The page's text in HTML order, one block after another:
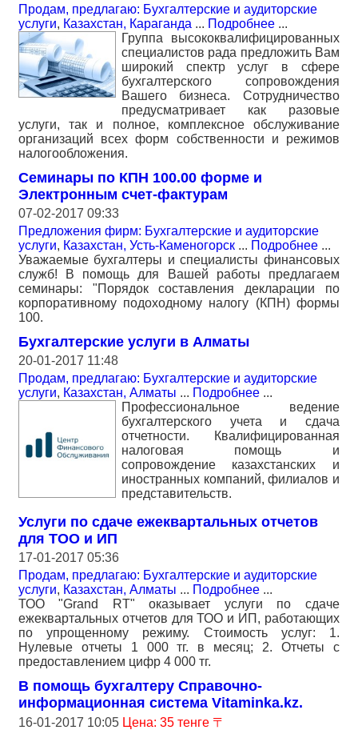
Продам, предлагаю: Бухгалтерские и аудиторские
услуги, Казахстан, Караганда ... Подробнее ...
Группа высококвалифицированных
специалистов рада предложить Вам
широкий спектр услуг в сфере
бухгалтерского сопровождения
Вашего бизнеса. Сотрудничество
предусматривает как разовые
услуги, так и полное, комплексное обслуживание
организаций всех форм собственности и режимов
налогообложения.
Семинары по КПН 100.00 форме и
Электронным счет-фактурам
07-02-2017 09:33
Предложения фирм: Бухгалтерские и аудиторские
услуги, Казахстан, Усть-Каменогорск ... Подробнее ...
Уважаемые бухгалтеры и специалисты финансовых
служб! В помощь для Вашей работы предлагаем
семинары: "Порядок составления декларации по
корпоративному подоходному налогу (КПН) формы
100.
Бухгалтерские услуги в Алматы
20-01-2017 11:48
Продам, предлагаю: Бухгалтерские и аудиторские
услуги, Казахстан, Алматы ... Подробнее ...
Профессиональное ведение
бухгалтерского учета и сдача
отчетности. Квалифицированная
налоговая помощь и
сопровождение казахстанских и
иностранных компаний, филиалов и
представительств.
Услуги по сдаче ежеквартальных отчетов
для ТОО и ИП
17-01-2017 05:36
Продам, предлагаю: Бухгалтерские и аудиторские
услуги, Казахстан, Алматы ... Подробнее ...
ТОО "Grand RT" оказывает услуги по сдаче
ежеквартальных отчетов для ТОО и ИП, работающих
по упрощенному режиму. Стоимость услуг: 1.
Нулевые отчеты 1 000 тг. в месяц; 2. Отчеты с
предоставлением цифр 4 000 тг.
В помощь бухгалтеру Справочно-
информационная система Vitaminka.kz.
16-01-2017 10:05 Цена: 35 тенге 〒